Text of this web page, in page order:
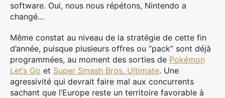
software. Oui, nous nous répétons, Nintendo a
changé…
Même constat au niveau de la stratégie de cette fin
d’année, puisque plusieurs offres ou “pack” sont déjà
programmées, au moment des sorties de Pokémon
Let’s Go et Super Smash Bros. Ultimate. Une
agressivité qui devrait faire mal aux concurrents
sachant que l’Europe reste un territoire favorable à